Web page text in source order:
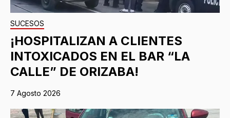
SUCESOS
¡HOSPITALIZAN A CLIENTES
INTOXICADOS EN EL BAR “LA
CALLE” DE ORIZABA!
7 Agosto 2026